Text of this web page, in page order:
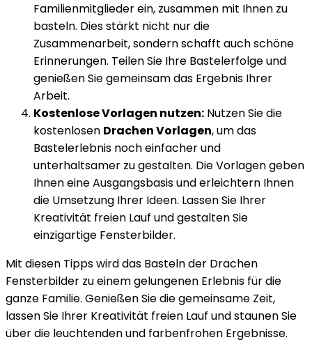
Familienmitglieder ein, zusammen mit Ihnen zu
basteln. Dies stärkt nicht nur die
Zusammenarbeit, sondern schafft auch schöne
Erinnerungen. Teilen Sie Ihre Bastelerfolge und
genießen Sie gemeinsam das Ergebnis Ihrer
Arbeit.
Kostenlose Vorlagen nutzen: Nutzen Sie die
kostenlosen Drachen Vorlagen, um das
Bastelerlebnis noch einfacher und
unterhaltsamer zu gestalten. Die Vorlagen geben
Ihnen eine Ausgangsbasis und erleichtern Ihnen
die Umsetzung Ihrer Ideen. Lassen Sie Ihrer
Kreativität freien Lauf und gestalten Sie
einzigartige Fensterbilder.
Mit diesen Tipps wird das Basteln der Drachen
Fensterbilder zu einem gelungenen Erlebnis für die
ganze Familie. Genießen Sie die gemeinsame Zeit,
lassen Sie Ihrer Kreativität freien Lauf und staunen Sie
über die leuchtenden und farbenfrohen Ergebnisse.